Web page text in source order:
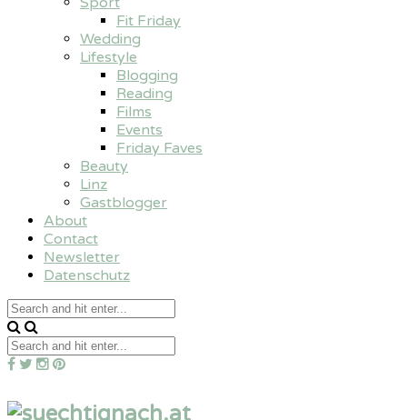
Fit Friday
Wedding
Lifestyle
Blogging
Reading
Films
Events
Friday Faves
Beauty
Linz
Gastblogger
About
Contact
Newsletter
Datenschutz